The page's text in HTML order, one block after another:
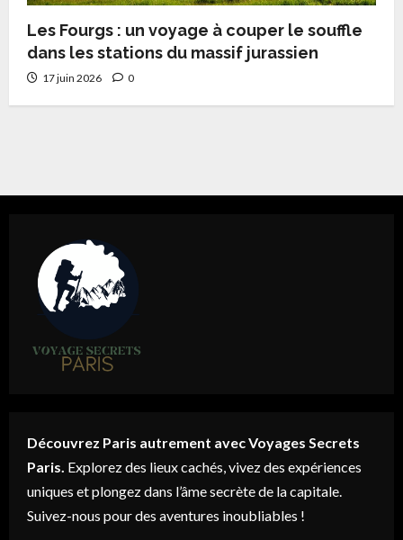
Les Fourgs : un voyage à couper le souffle
dans les stations du massif jurassien
17 juin 2026 0
Découvrez Paris autrement avec Voyages Secrets
Paris. Explorez des lieux cachés, vivez des expériences
uniques et plongez dans l’âme secrète de la capitale.
Suivez-nous pour des aventures inoubliables !